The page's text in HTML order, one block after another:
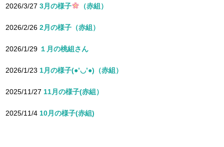
2026/3/27 3月の様子 （赤組）
2026/2/26 2月の様子（赤組）
2026/1/29 １月の桃組さん
2026/1/23 1月の様子(●’◡’●)（赤組）
2025/11/27 11月の様子(赤組）
2025/11/4 10月の様子(赤組)